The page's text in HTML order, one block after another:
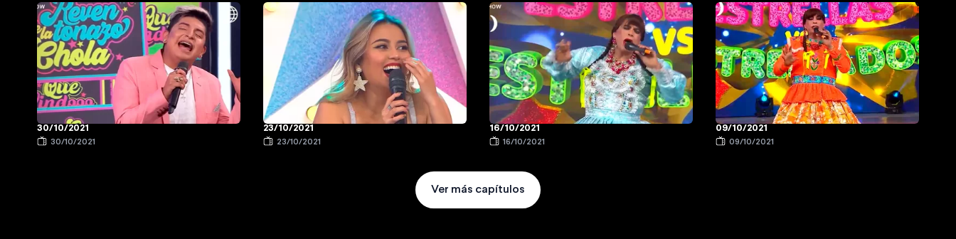
30/10/2021
30/10/2021
23/10/2021
23/10/2021
16/10/2021
16/10/2021
09/10/2021
09/10/2021
Ver más capítulos